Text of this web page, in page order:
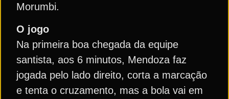
Morumbi.
O jogo
Na primeira boa chegada da equipe
santista, aos 6 minutos, Mendoza faz
jogada pelo lado direito, corta a marcação
e tenta o cruzamento, mas a bola vai em